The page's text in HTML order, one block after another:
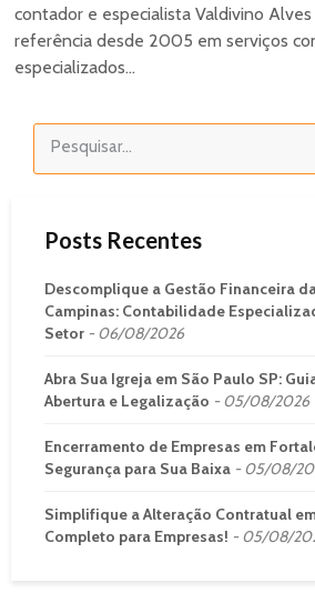
contador e especialista Valdivino Alves
referência desde 2005 em serviços
especializados...
Posts Recentes
Descomplique a Gestão Financeira
Campinas: Contabilidade
Setor
06/08/2026
Abra Sua Igreja em São Paulo SP:
Abertura e Legalização
05/08/2026
Encerramento de Empresas em
Segurança para Sua Baixa
05/08/
Simplifique a Alteração Contratual
Completo para Empresas!
05/08/